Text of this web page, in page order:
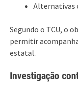
Alternativas
Segundo o TCU, o
permitir
estatal.
Investigação